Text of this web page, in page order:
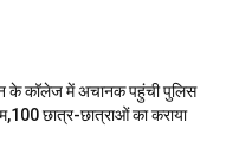
के कॉलेज में अचानक पहुंची पुलिस
छात्र-छात्राओं का कराया